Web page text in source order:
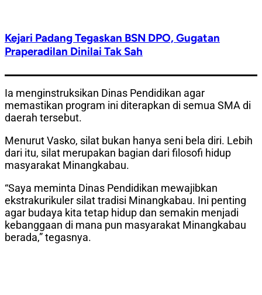
Kejari Padang Tegaskan BSN DPO, Gugatan
Praperadilan Dinilai Tak Sah
Ia menginstruksikan Dinas Pendidikan agar
memastikan program ini diterapkan di semua SMA di
daerah tersebut.
Menurut Vasko, silat bukan hanya seni bela diri. Lebih
dari itu, silat merupakan bagian dari filosofi hidup
masyarakat Minangkabau.
“Saya meminta Dinas Pendidikan mewajibkan
ekstrakurikuler silat tradisi Minangkabau. Ini penting
agar budaya kita tetap hidup dan semakin menjadi
kebanggaan di mana pun masyarakat Minangkabau
berada,” tegasnya.